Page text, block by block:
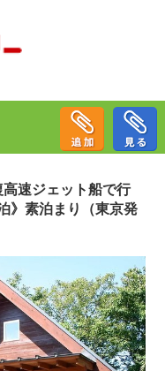
速ジェット船で行
》素泊まり（東京発